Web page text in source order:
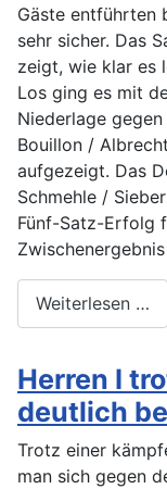
Gäste entführten
sehr sicher. Das
zeigt, wie klar es
Los ging es mit
Niederlage
Bouillon /
aufgezeigt. Das
Schmehle /
Fünf-Satz-Erfolg
Weiterlesen …
Herren I
deutlich
Trotz einer
man sich gegen